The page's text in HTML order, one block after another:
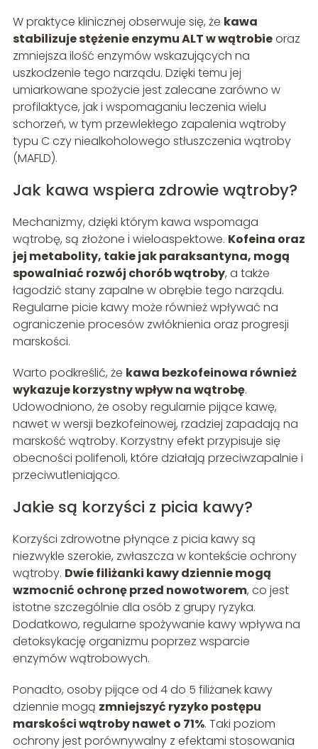
W praktyce klinicznej obserwuje się, że kawa
stabilizuje stężenie enzymu ALT w wątrobieoraz
zmniejsza ilość enzymów wskazujących na
uszkodzenie tego narządu. Dzięki temu jej
umiarkowane spożycie jest zalecane zarówno w
profilaktyce, jak i wspomaganiu leczenia wielu
schorzeń, w tym przewlekłego zapalenia wątroby
typu C czy niealkoholowego stłuszczenia wątroby
(MAFLD).
Jak kawa wspiera zdrowie wątroby?
Mechanizmy, dzięki którym kawa wspomaga
wątrobę, są złożone i wieloaspektowe. Kofeina oraz
jej metabolity, takie jak paraksantyna, mogą
spowalniać rozwój chorób wątroby, a także
łagodzić stany zapalne w obrębie tego narządu.
Regularne picie kawy może również wpływać na
ograniczenie procesów zwłóknienia oraz progresji
marskości.
Warto podkreślić, że kawa bezkofeinowa również
wykazuje korzystny wpływ na wątrobę.
Udowodniono, że osoby regularnie pijące kawę,
nawet w wersji bezkofeinowej, rzadziej zapadają na
marskość wątroby. Korzystny efekt przypisuje się
obecności polifenoli, które działają przeciwzapalnie i
przeciwutleniająco.
Jakie są korzyści z picia kawy?
Korzyści zdrowotne płynące z picia kawy są
niezwykle szerokie, zwłaszcza w kontekście ochrony
wątroby. Dwie filiżanki kawy dziennie mogą
wzmocnić ochronę przed nowotworem, co jest
istotne szczególnie dla osób z grupy ryzyka.
Dodatkowo, regularne spożywanie kawy wpływa na
detoksykację organizmu poprzez wsparcie
enzymów wątrobowych.
Ponadto, osoby pijące od 4 do 5 filiżanek kawy
dziennie mogą zmniejszyć ryzyko postępu
marskości wątroby nawet o 71%. Taki poziom
ochrony jest porównywalny z efektami stosowania